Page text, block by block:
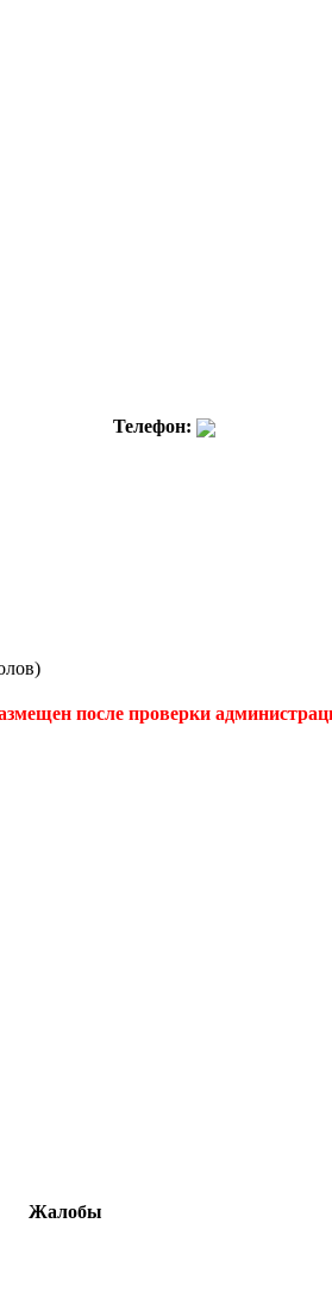
Телефон:
после проверки
Жалобы